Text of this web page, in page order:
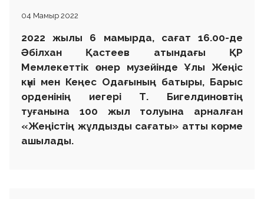
04 Мамыр 2022
2022 жылы 6 мамырда, сағат 16.00-де
Әбілхан Қастеев атындағы ҚР
Мемлекеттік өнер музейінде Ұлы Жеңіс
күні мен Кеңес Одағының батыры, Барыс
орденінің иегері Т. Бигелдиновтің
туғанына 100 жыл толуына арналған
«Жеңістің жұлдызды сағаты» атты көрме
ашылады.